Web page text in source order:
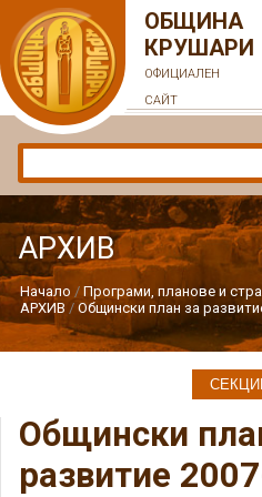
ОБЩИНА
КРУШАРИ
ОФИЦИАЛЕН
САЙТ
АРХИВ
Начало Програми, планове и
АРХИВ
Общински план за
Общински
развитие